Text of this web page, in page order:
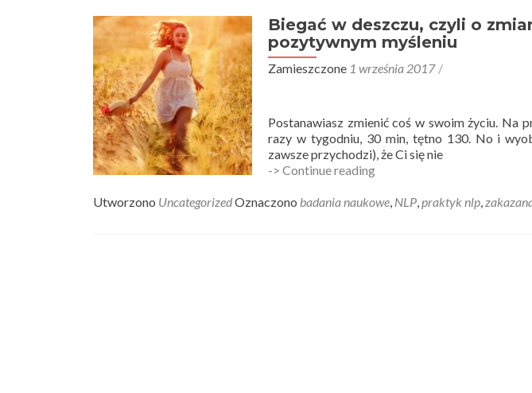
ściemy
emocje
i
percepcja
Biegać w deszczu, czyli o
pozytywnym myśleniu
Zamieszczone 1 września 2017
Postanawiasz zmienić coś w swoim życiu. Na
razy w tygodniu, 30 min, tętno 130. No i
zawsze przychodzi), że Ci się nie
-> Continue readingBiegać
deszczu,
Utworzono UncategorizedOznaczono badania naukowe, NLP,praktyk nlp,